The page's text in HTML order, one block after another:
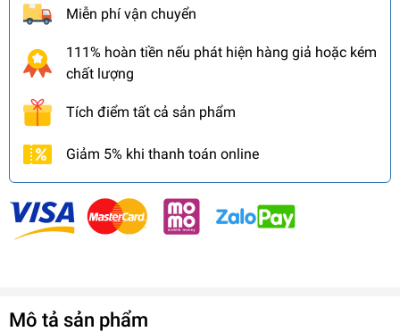
Miễn phí vận chuyển
111% hoàn tiền nếu phát hiện hàng giả hoặc kém
chất lượng
Tích điểm tất cả sản phẩm
Giảm 5% khi thanh toán online
Mô tả sản phẩm